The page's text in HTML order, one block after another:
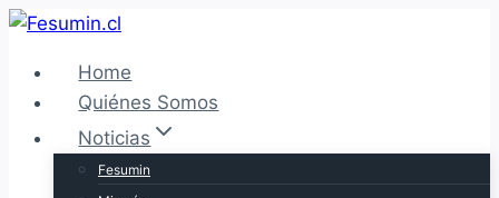
Saltar
contenidoHome
Quiénes Somos
Noticias
Fesumin